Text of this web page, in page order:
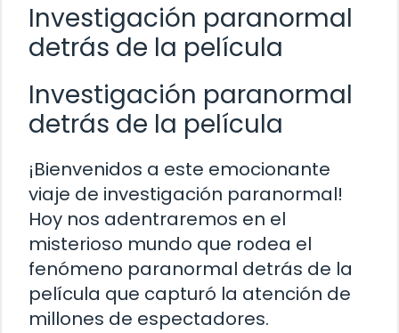
Investigación paranormal
detrás de la película
Investigación paranormal
detrás de la película
¡Bienvenidos a este emocionante
viaje de investigación paranormal!
Hoy nos adentraremos en el
misterioso mundo que rodea el
fenómeno paranormal detrás de la
película que capturó la atención de
millones de espectadores.